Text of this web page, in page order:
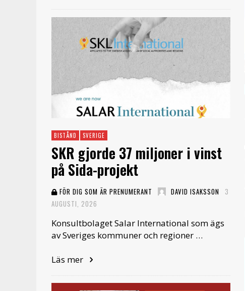
BISTÅND SVERIGE
SKR gjorde 37 miljoner i vinst
på Sida-projekt
FÖR DIG SOM ÄR PRENUMERANT DAVID ISAKSSON
3
AUGUSTI, 2026
Konsultbolaget Salar International som ägs
av Sveriges kommuner och regioner …
Läs mer